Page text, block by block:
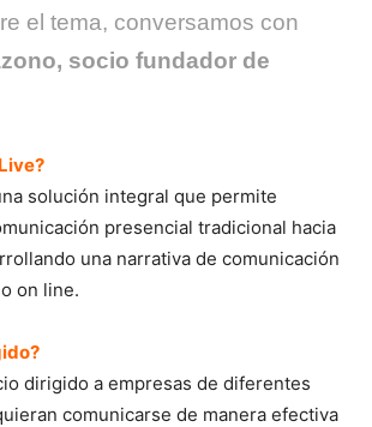
el tema, conversamos con
socio fundador de
solución integral que permite
presencial tradicional hacia
una narrativa de comunicación
on line.
dirigido a empresas de diferentes
comunicarse de manera efectiva